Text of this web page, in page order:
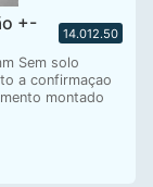
+-
14.012.50
Sem solo
a confirmaçao
montado